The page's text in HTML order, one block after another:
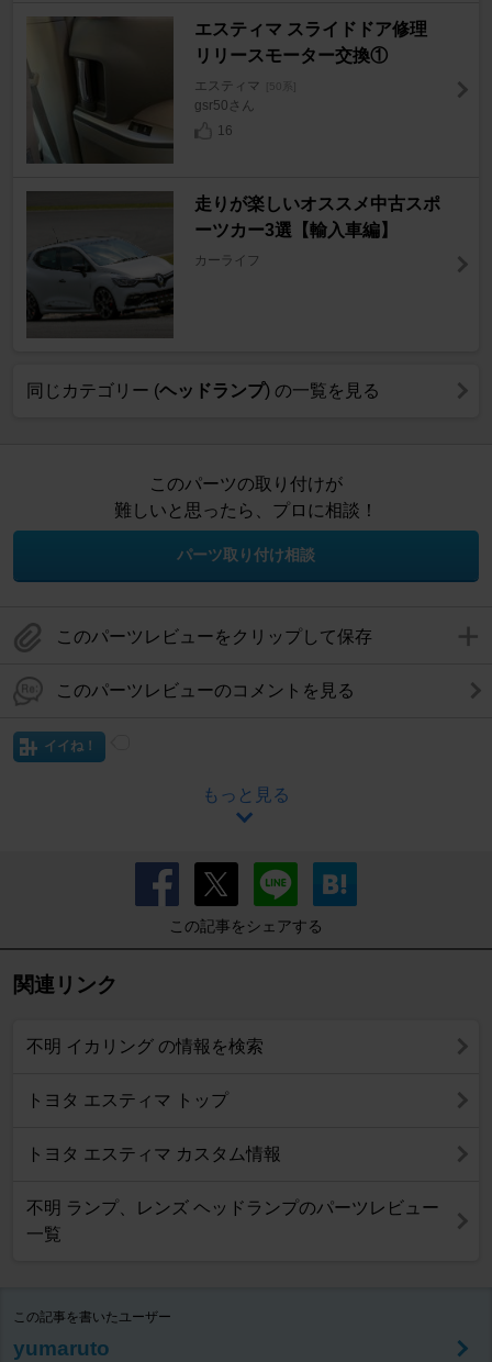
エスティマ スライドドア修理
リリースモーター交換①
エスティマ [50系]
gsr50さん
16
走りが楽しいオススメ中古スポ
ーツカー3選【輸入車編】
カーライフ
同じカテゴリー (ヘッドランプ) の一覧を見る
このパーツの取り付けが
難しいと思ったら、プロに相談！
パーツ取り付け相談
このパーツレビューをクリップして保存
このパーツレビューのコメントを見る
イイね！
もっと見る
この記事をシェアする
関連リンク
不明 イカリング の情報を検索
トヨタ エスティマ トップ
トヨタ エスティマ カスタム情報
不明 ランプ、レンズ ヘッドランプのパーツレビュー
一覧
この記事を書いたユーザー
yumaruto